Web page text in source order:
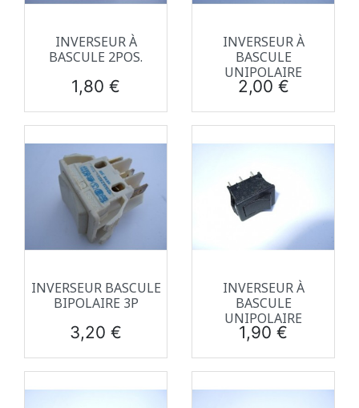
INVERSEUR À
BASCULE 2POS.
Prix
1,80 €
INVERSEUR À
BASCULE
UNIPOLAIRE
Prix
2,00 €
INVERSEUR BASCULE
BIPOLAIRE 3P
Prix
3,20 €
INVERSEUR À
BASCULE
UNIPOLAIRE
Prix
1,90 €